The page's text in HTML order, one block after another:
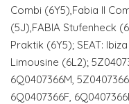
Combi (6Y5),Fabia II
(5J),FABIA Stufenheck
Praktik (6Y5); SEAT:
Limousine (6L2);
6Q0407366M,
6Q0407366F,